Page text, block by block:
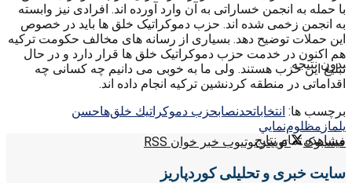
بدون نتیجه
مشاهده تمام نتایج
با حمله به انجمن خساراتی به آن وارد آورده اند. افرادی نیز وابسته
به انجمن زخمی شده اند. حزب دموکراتیک خلق ها باید در خصوص
این حملات توضیح دهد. بسیاری از رسانه های مخالف حکومت ترکیه
هم اکنون در خدمت حزب دموکراتیک خلق ها قرار دارد و در حال
تبلیغ این حزب هستند. ولی ما به خوبی می دانیم چه کسانی چه
اقداماتی در منطقه کردنشین ترکیه انجام داده اند.
برچسب ها: انتخاباتحدنصابحزب دموكراتيك‌ خلق‌هاحسن
يلماز مظلوم‌نمايي
فیسبوک
توییتر یوتیوب خبر خوان RSS
سایت خبری و تحلیلی کوردپاریز